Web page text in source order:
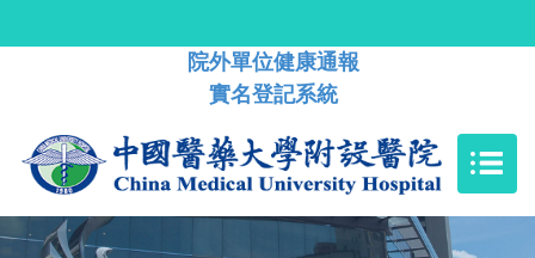
院外單位健康通報
實名登記系統